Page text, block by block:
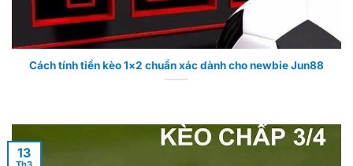
Cách tính tiền kèo 1×2 chuẩn xác dành cho newbie Jun88
13